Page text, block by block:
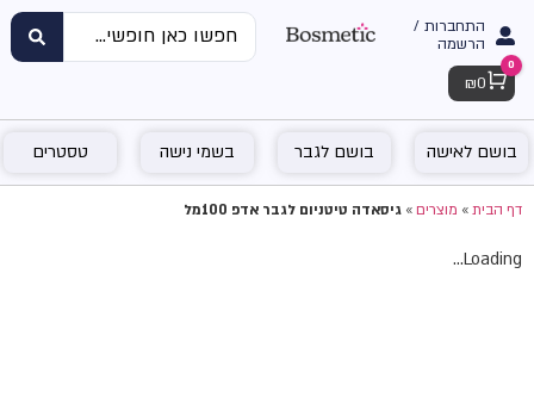
התחברות /
הרשמה
Cart
0
₪ 0
בושם לאישה בושם לגבר בשמי נישה טסטרים
דף הבית»מוצרים»גיסאדה טיטניום לגבר אדפ 100מל
Loading...